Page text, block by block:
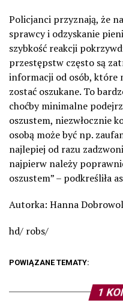
Policjanci przyznają, że
sprawcy i odzyskanie
szybkość reakcji
przestępstw często są
informacji od osób, które
zostać oszukane. To
choćby minimalne
oszustem, niezwłocznie
osobą może być np.
najlepiej od razu
najpierw należy
oszustem” – podkreśliła
Autorka: Hanna
hd/ robs/
POWIĄZANE TEMATY:
1